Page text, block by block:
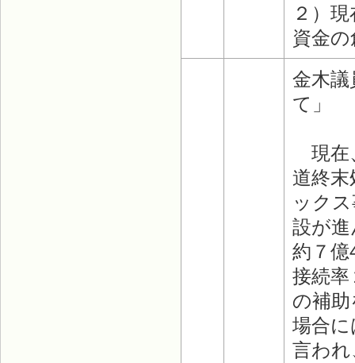
２）
資金
金木
て」
現在
道終
ック
設が
約７
接続率
の補
場合
言わ